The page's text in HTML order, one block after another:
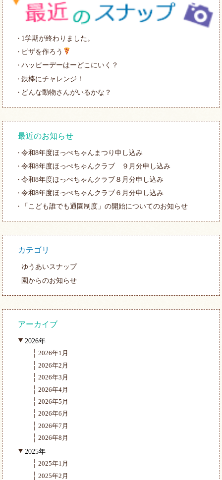
1学期が終わりました。
ピザを作ろう
ハッピーデーはーどこにいく？
鉄棒にチャレンジ！
どんな動物さんがいるかな？
最近のお知らせ
令和8年度ほっぺちゃんまつり申し込み
令和8年度ほっぺちゃんクラブ ９月分申し込み
令和8年度ほっぺちゃんクラブ８月分申し込み
令和8年度ほっぺちゃんクラブ６月分申し込み
「こども誰でも通園制度」の開始についてのお知らせ
カテゴリ
ゆうあいスナップ
園からのお知らせ
アーカイブ
2026年
2026年1月
2026年2月
2026年3月
2026年4月
2026年5月
2026年6月
2026年7月
2026年8月
2025年
2025年1月
2025年2月